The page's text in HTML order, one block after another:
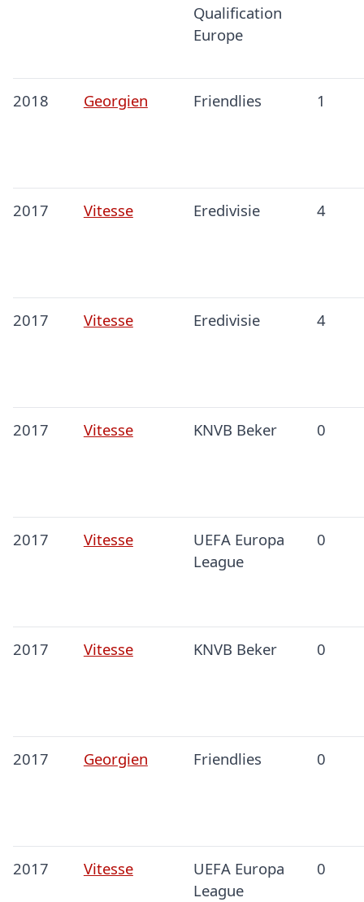
Qualification
Europe
2018 Georgien Friendlies 1
2017 Vitesse Eredivisie 4
2017 Vitesse Eredivisie 4
2017 Vitesse KNVB Beker 0
2017 Vitesse
UEFA Europa
League
0
2017 Vitesse KNVB Beker 0
2017 Georgien Friendlies 0
2017 Vitesse
UEFA Europa
League
0